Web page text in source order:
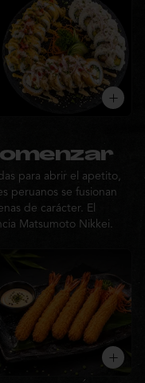
para abrir el apetito,
peruanos se fusionan
de carácter. El
Matsumoto Nikkei.